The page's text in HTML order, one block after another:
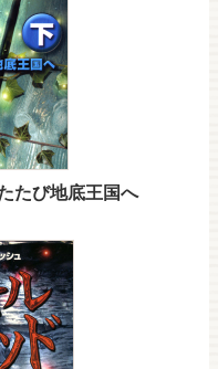
たび地底王国へ